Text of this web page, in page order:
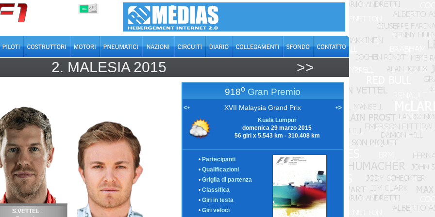
ON OFF
2. MALESIA 2015 >>
S.VETTEL
918o Gran Premio
<• XVII Malaysia Grand Prix •>
Kuala Lumpur
domenica 29 marzo 2015
56 giri x 5.543 km - 310.408 km
• Partecipanti
• Qualificazioni
• Griglia di partenza
• Classifica
• Giri in testa
• Giri veloci